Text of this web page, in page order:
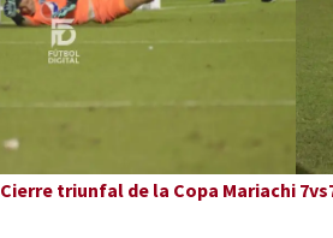
Cierre triunfal de la Copa Mariachi